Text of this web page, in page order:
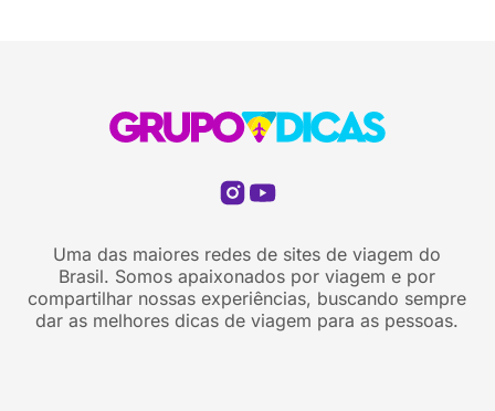
Uma das maiores redes de sites de viagem do
Brasil. Somos apaixonados por viagem e por
compartilhar nossas experiências, buscando sempre
dar as melhores dicas de viagem para as pessoas.